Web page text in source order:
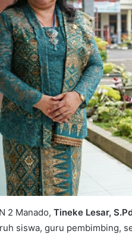
2 Manado, Tineke Lesar,
siswa, guru pembimbing,